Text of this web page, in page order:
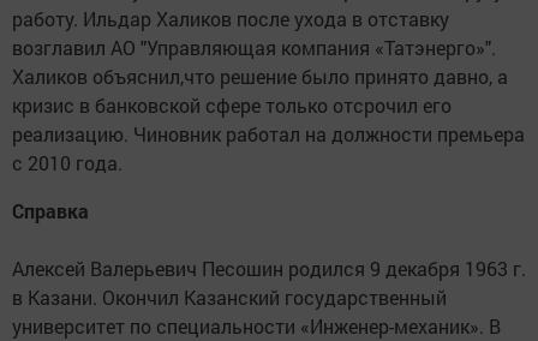
работу. Ильдар Халиков после ухода в отставку
возглавил АО "Управляющая компания «Татэнерго»".
Халиков объяснил,что решение было принято давно, а
кризис в банковской сфере только отсрочил его
реализацию. Чиновник работал на должности премьера
с 2010 года.
Справка
Алексей Валерьевич Песошин родился 9 декабря 1963 г.
в Казани. Окончил Казанский государственный
университет по специальности «Инженер-механик». В